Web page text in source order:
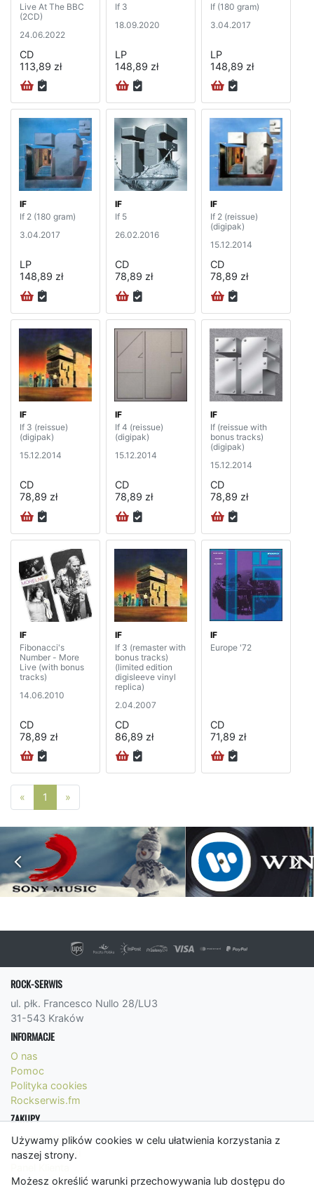
Używamy plików cookies w celu ułatwienia korzystania z
naszej strony.
Możesz określić warunki przechowywania lub dostępu do
Live At The BBC
(2CD)
24.06.2022
CD
113,89 zł
If 3
18.09.2020
LP
148,89 zł
If (180 gram)
3.04.2017
LP
148,89 zł
IF
If 2 (180 gram)
3.04.2017
LP
148,89 zł
IF
If 5
26.02.2016
CD
78,89 zł
IF
If 2 (reissue)
(digipak)
15.12.2014
CD
78,89 zł
IF
If 3 (reissue)
(digipak)
15.12.2014
CD
78,89 zł
IF
If 4 (reissue)
(digipak)
15.12.2014
CD
78,89 zł
IF
If (reissue with
bonus tracks)
(digipak)
15.12.2014
CD
78,89 zł
IF
Fibonacci's
Number - More
Live (with bonus
tracks)
14.06.2010
CD
78,89 zł
IF
If 3 (remaster with
bonus tracks)
(limited edition
digisleeve vinyl
replica)
2.04.2007
CD
86,89 zł
IF
Europe '72
CD
71,89 zł
« Poprzednia strona
1 »
ROCK-SERWIS
ul. płk. Francesco Nullo 28/LU3
31-543 Kraków
INFORMACJE
O nas
Pomoc
Polityka cookies
Rockserwis.fm
ZAKUPY
Formy płatności
Koszty wysyłki
Regulamin